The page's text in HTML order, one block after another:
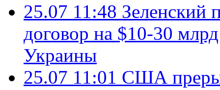
25.07 11:48 Зеленский
договор на $10-30
Украины
25.07 11:01 США